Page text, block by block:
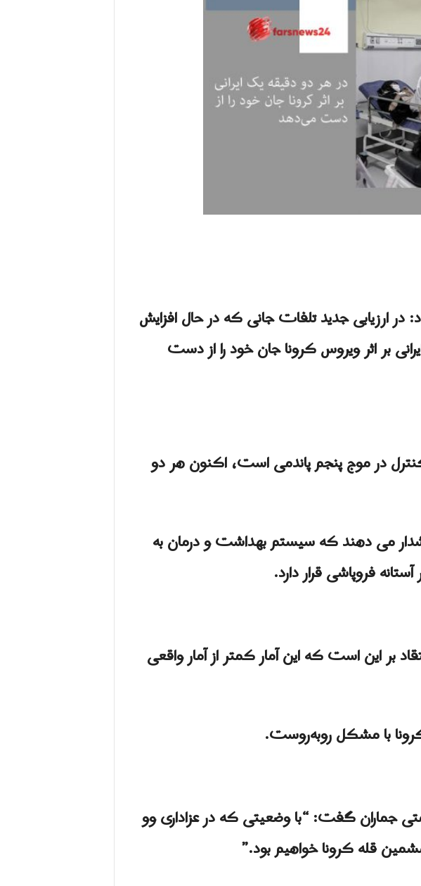
داد: در ارزیابی جدید تلفات جانی که در حال افزایش
بر اثر ویروس کرونا جان خود را از دست
در موج پنجم پاندمی است، اکنون هر دو
ایرانی اکنون هشدار می دهند که سیستم بهداشت و درمان به
فروپاشی قرار دارد.
دیگری ، اما اعتقاد بر این است که این آمار کمتر از آمار واقعی
با مشکل روبه‌روست.
جماران گفت: “با وضعیتی که در عزاداری وو
قله کرونا خواهیم بود.”